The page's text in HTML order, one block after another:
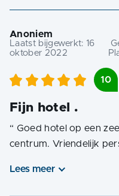
Anoniem
Laatst bijgewerkt: 16
oktober 2022
10
Fijn hotel .
“ Goed hotel op een
centrum. Vriendelijk
Lees meer